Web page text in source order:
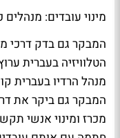
מינוי עובדים:
המבקר גם בדק דרכי
מנהל הרדיו בעברית
המבקר גם ביקר את
מכרז ומינוי אנשי